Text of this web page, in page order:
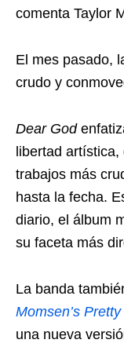
comenta Taylor
El mes pasado,
crudo y
Dear God
libertad
trabajos más
hasta la fecha.
diario, el álbum
su faceta más
La banda
Momsen’s
una nueva